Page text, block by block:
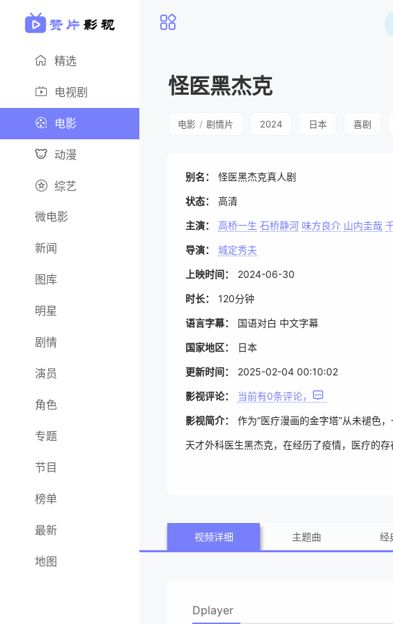
精选
电视剧
电影
动漫
综艺
微电影
新闻
图库
明星
剧情
演员
角色
专题
节目
榜单
最新
地图
怪医黑杰克
电影 / 剧情片 2024 日本 喜剧
别名： 怪医黑杰克真人剧
状态： 高清
主演： 高桥一生 石桥静河 味方良介 山内圭哉
导演： 城定秀夫
上映时间： 2024-06-30
时长： 120分钟
语言字幕： 国语对白 中文字幕
国家地区： 日本
更新时间： 2025-02-04 00:10:02
影视评论： 当前有0条评论，
影视简介： 作为“医疗漫画的金字塔”从未褪色
天才外科医生黑杰克，在经历了疫情，医疗的
视频详细 主题曲 经
Dplayer